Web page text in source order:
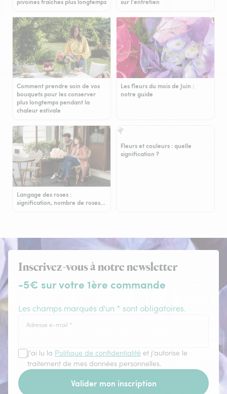
pivoines fraîches plus longtemps
sur l'entretien
Comment prendre soin de vos
bouquets pour les conserver
plus longtemps pendant la
chaleur estivale
Les fleurs du mois de Juin :
notre guide
Langage des roses :
signification, nombre de roses…
Fleurs et couleurs : quelle
signification ?
Inscrivez-vous à notre newsletter
-5€ sur votre 1ère commande
Les champs marqués d'un * sont obligatoires.
Adresse e-mail *
J'ai lu la Politique de confidentialité et j'autorise le
traitement de mes données personnelles.
Valider mon inscription